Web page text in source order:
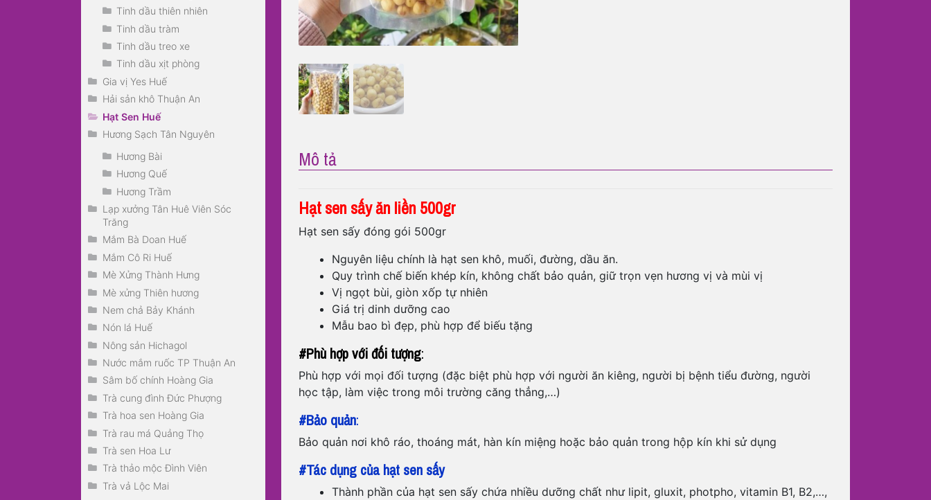
Mô tả
Hạt sen sấy ăn liền 500gr
Hạt sen sấy đóng gói 500gr
Nguyên liệu chính là hạt sen khô, muối, đường, dầu ăn.
Quy trình chế biến khép kín, không chất bảo quản, giữ trọn vẹn hương vị và mùi vị
Vị ngọt bùi, giòn xốp tự nhiên
Giá trị dinh dưỡng cao
Mẫu bao bì đẹp, phù hợp để biếu tặng
#Phù hợp với đối tượng:
Phù hợp với mọi đối tượng (đặc biệt phù hợp với người ăn kiêng, người bị bệnh tiểu đường, người
học tập, làm việc trong môi trường căng thẳng,…)
#Bảo quản:
Bảo quản nơi khô ráo, thoáng mát, hàn kín miệng hoặc bảo quản trong hộp kín khi sử dụng
#Tác dụng của hạt sen sấy
Thành phần của hạt sen sấy chứa nhiều dưỡng chất như lipit, gluxit, photpho, vitamin B1, B2,…,
Tinh dầu thiên nhiên
Tinh dầu tràm
Tinh dầu treo xe
Tinh dầu xịt phòng
Gia vị Yes Huế
Hải sản khô Thuận An
Hạt Sen Huế
Hương Sạch Tân Nguyên
Hương Bài
Hương Quế
Hương Trầm
Lạp xưởng Tân Huê Viên Sóc
Trăng
Mắm Bà Doan Huế
Mắm Cô Ri Huế
Mè Xửng Thành Hưng
Mè xửng Thiên hương
Nem chả Bảy Khánh
Nón lá Huế
Nông sản Hichagol
Nước mắm ruốc TP Thuận An
Sâm bố chính Hoàng Gia
Trà cung đình Đức Phượng
Trà hoa sen Hoàng Gia
Trà rau má Quảng Thọ
Trà sen Hoa Lư
Trà thảo mộc Đình Viên
Trà vả Lộc Mai